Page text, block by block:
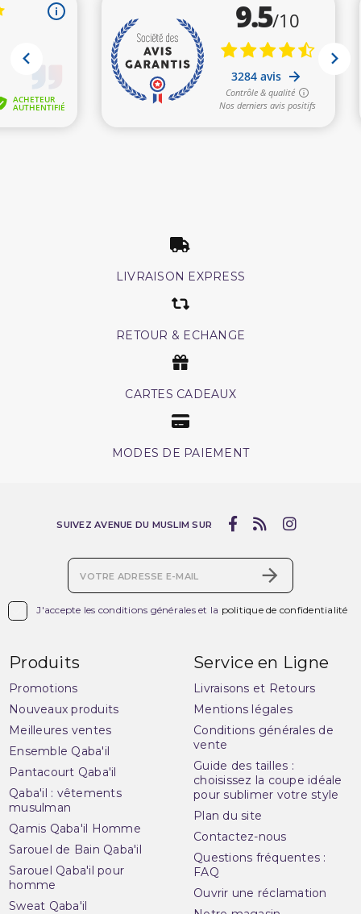
LIVRAISON EXPRESS
RETOUR & ECHANGE
CARTES CADEAUX
MODES DE PAIEMENT
J'accepte les conditions générales et la politique de confidentialité
SUIVEZ AVENUE DU MUSLIM SUR
Produits
Promotions
Nouveaux produits
Meilleures ventes
Ensemble Qaba'il
Pantacourt Qaba'il
Qaba'il : vêtements
musulman
Qamis Qaba'il Homme
Sarouel de Bain Qaba'il
Sarouel Qaba'il pour
homme
Sweat Qaba'il
Service en Ligne
Livraisons et Retours
Mentions légales
Conditions générales de
vente
Guide des tailles :
choisissez la coupe idéale
pour sublimer votre style
Plan du site
Contactez-nous
Questions fréquentes :
FAQ
Ouvrir une réclamation